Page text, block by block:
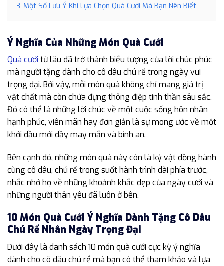
3 Một Số Lưu Ý Khi Lựa Chọn Quà Cưới Mà Bạn Nên Biết
Ý Nghĩa Của Những Món Quà Cưới
Quà cưới từ lâu đã trở thành biểu tượng của lời chúc phúc
mà người tặng dành cho cô dâu chú rể trong ngày vui
trọng đại. Bởi vậy, mỗi món quà không chỉ mang giá trị
vật chất mà còn chứa đựng thông điệp tinh thần sâu sắc.
Đó có thể là những lời chúc về một cuộc sống hôn nhân
hạnh phúc, viên mãn hay đơn giản là sự mong ước về một
khởi đầu mới đầy may mắn và bình an.
Bên cạnh đó, những món quà này còn là kỷ vật đồng hành
cùng cô dâu, chú rể trong suốt hành trình dài phía trước,
nhắc nhở họ về những khoảnh khắc đẹp của ngày cưới và
những người thân yêu đã luôn ở bên.
10 Món Quà Cưới Ý Nghĩa Dành Tặng Cô Dâu
Chú Rể Nhân Ngày Trọng Đại
Dưới đây là danh sách 10 món quà cưới cực kỳ ý nghĩa
dành cho cô dâu chú rể mà bạn có thể tham khảo và lựa